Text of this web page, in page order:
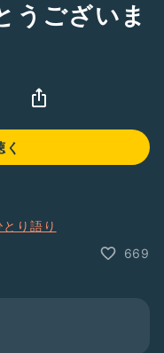
ございま
り語り
669